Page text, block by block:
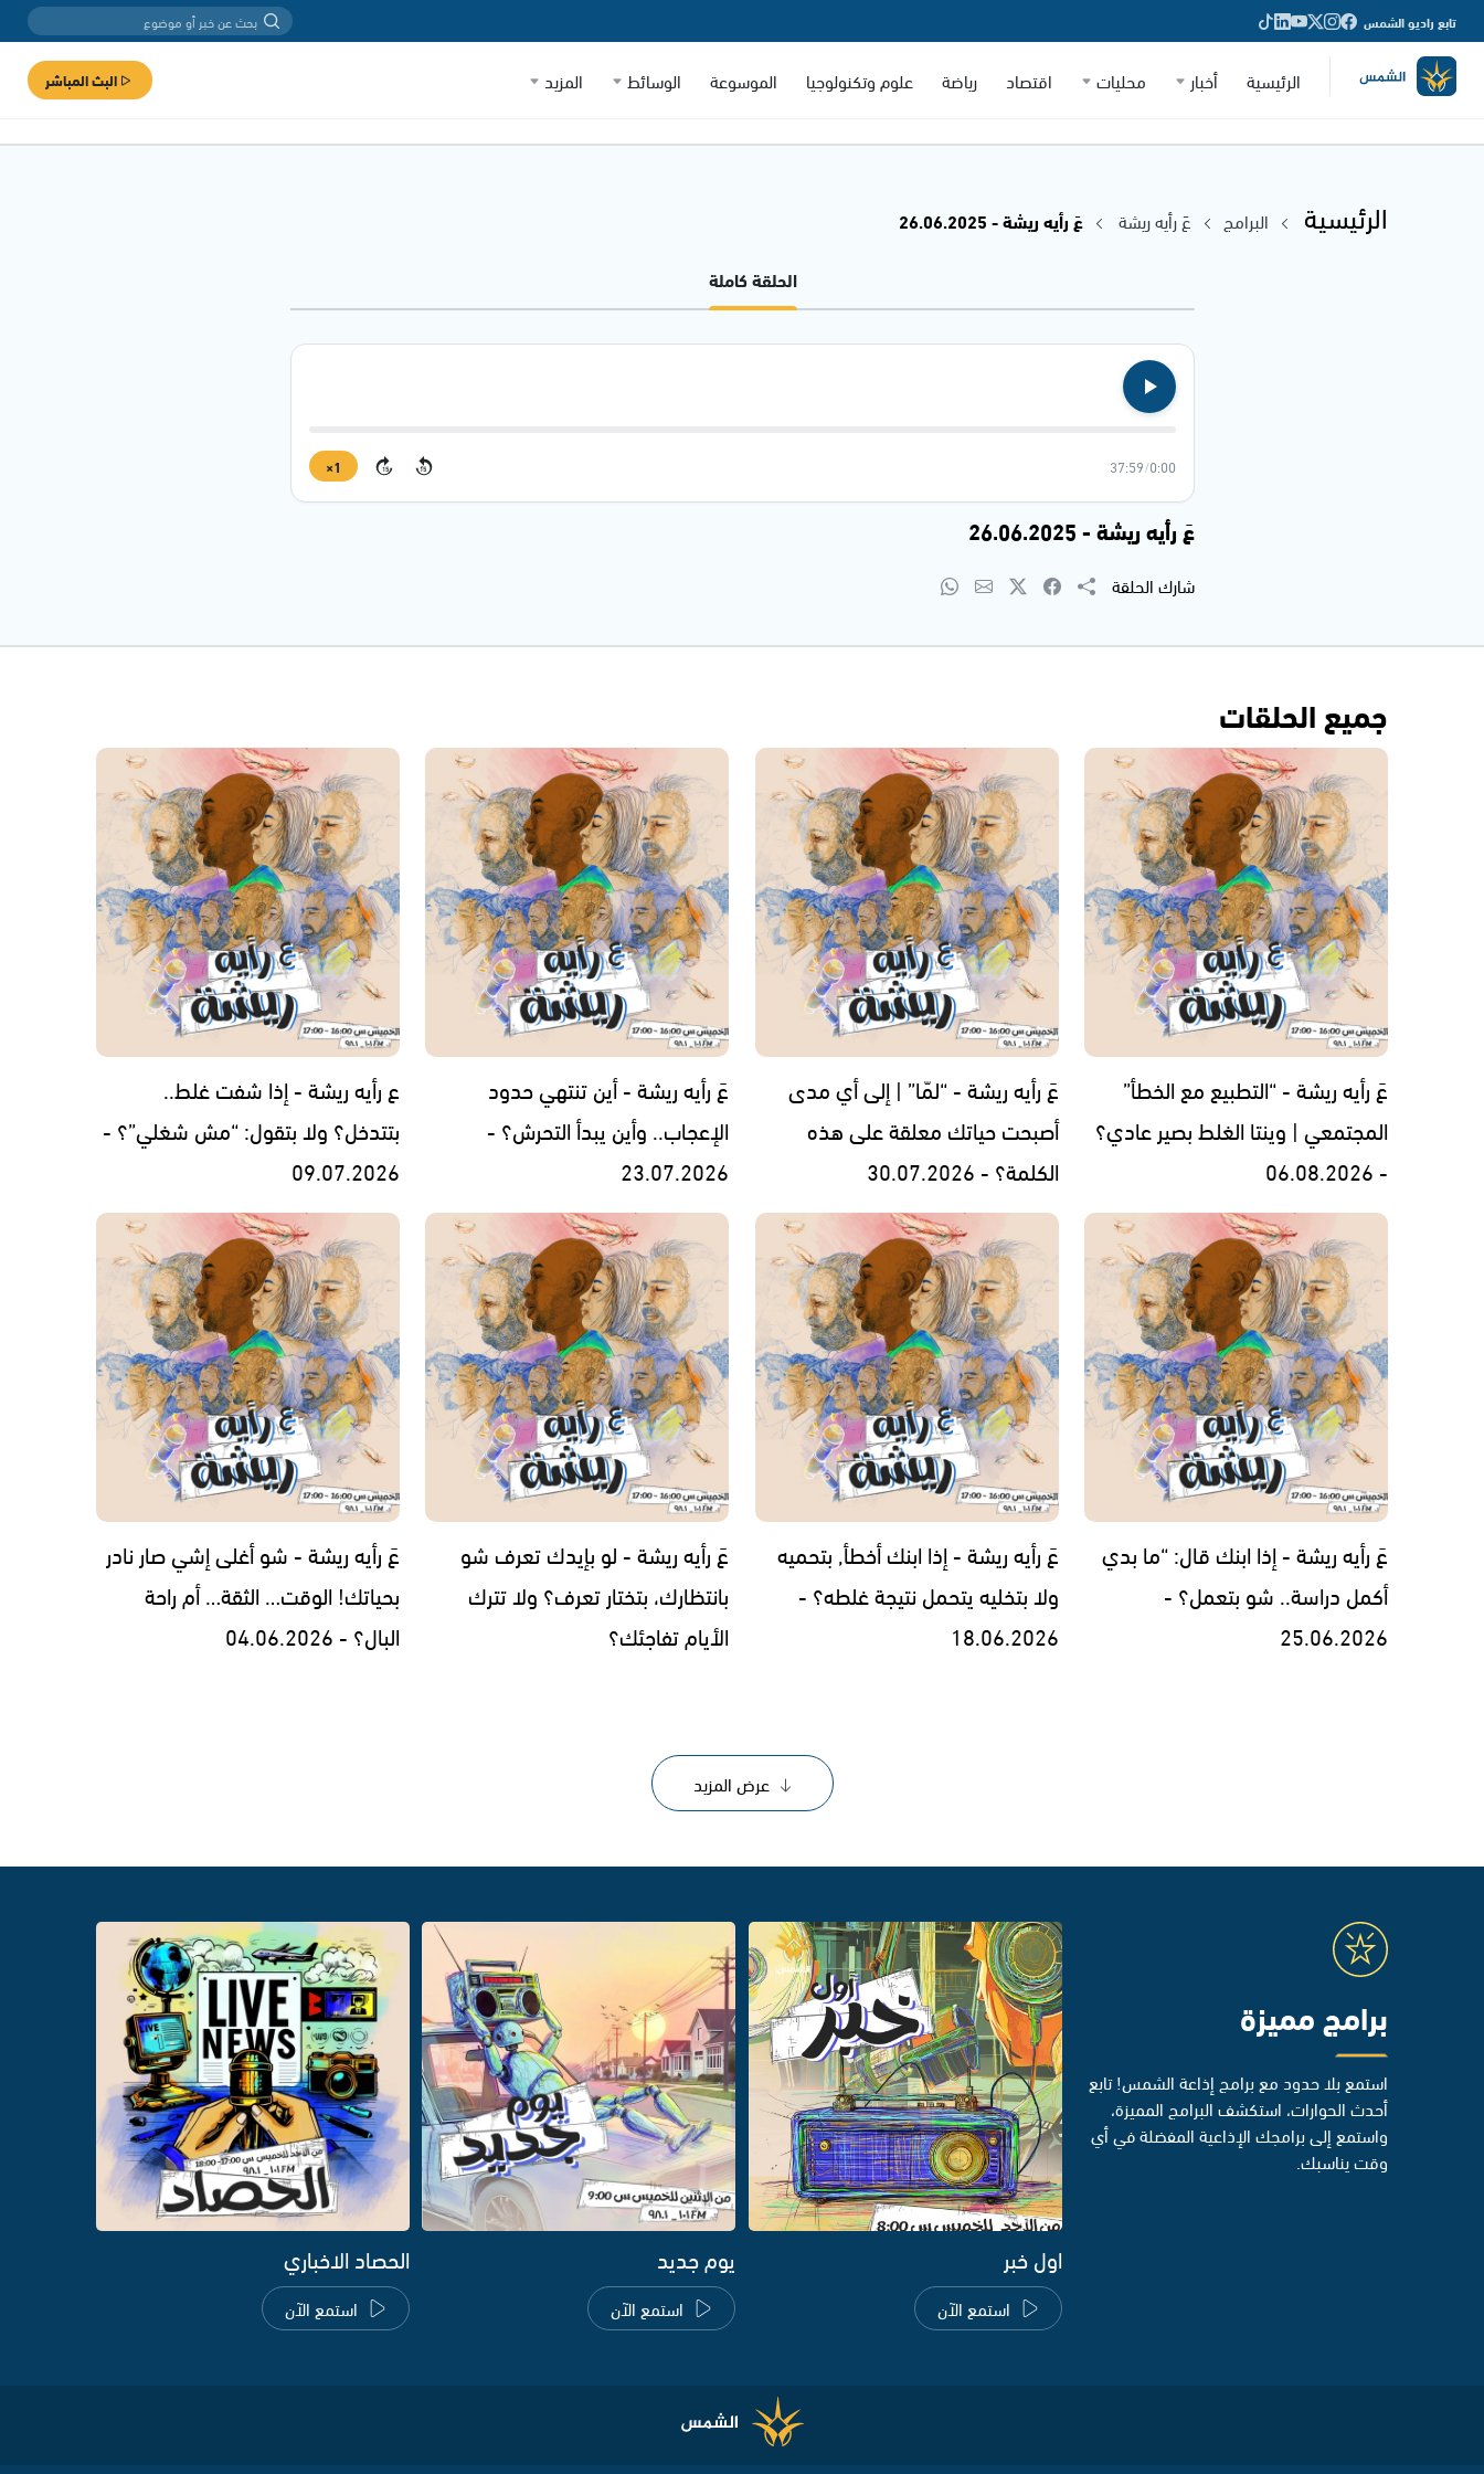
تابع راديو الشمس
الرئيسية أخبار محليات اقتصاد رياضة علوم وتكنولوجيا الموسوعة الوسائط المزيد البث المباشر
الرئيسية البرامج عَ رأيه ريشة
عَ رأيه ريشة - 26.06.2025
الحلقة كاملة
0:00
/
37:59
15
15
1×
عَ رأيه ريشة - 26.06.2025
شارك الحلقة
جميع الحلقات
عَ رأيه ريشة - “التطبيع مع الخطأ”
المجتمعي | وينتا الغلط بصير عادي؟
- 06.08.2026
عَ رأيه ريشة - “لمّا” | إلى أي مدى
أصبحت حياتك معلقة على هذه
الكلمة؟ - 30.07.2026
عَ رأيه ريشة - أين تنتهي حدود
الإعجاب.. وأين يبدأ التحرش؟ -
23.07.2026
ع رأيه ريشة - إذا شفت غلط..
بتتدخل؟ ولا بتقول: “مش شغلي”؟ -
09.07.2026
عَ رأيه ريشة - إذا ابنك قال: “ما بدي
أكمل دراسة.. شو بتعمل؟ -
25.06.2026
عَ رأيه ريشة - إذا ابنك أخطأ, بتحميه
ولا بتخليه يتحمل نتيجة غلطه؟ -
18.06.2026
عَ رأيه ريشة - لو بإيدك تعرف شو
بانتظارك، بتختار تعرف؟ ولا تترك
الأيام تفاجئك؟
عَ رأيه ريشة - شو أغلى إشي صار نادر
بحياتك! الوقت… الثقة… أم راحة
البال؟ - 04.06.2026
عرض المزيد
برامج مميزة
استمع بلا حدود مع برامج إذاعة الشمس! تابع
أحدث الحوارات، استكشف البرامج المميزة،
واستمع إلى برامجك الإذاعية المفضلة في أي
وقت يناسبك.
اول خبر
استمع الآن
يوم جديد
استمع الآن
الحصاد الاخباري
استمع الآن